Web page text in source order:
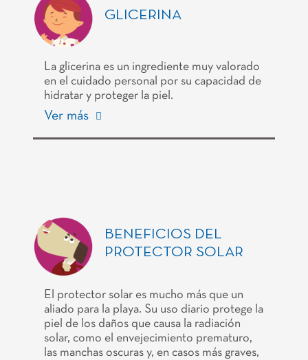
GLICERINA
La glicerina es un ingrediente muy valorado
en el cuidado personal por su capacidad de
hidratar y proteger la piel.
Ver más
BENEFICIOS DEL
PROTECTOR SOLAR
El protector solar es mucho más que un
aliado para la playa. Su uso diario protege la
piel de los daños que causa la radiación
solar, como el envejecimiento prematuro,
las manchas oscuras y, en casos más graves,